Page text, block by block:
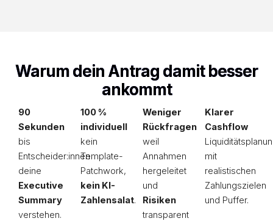
Warum dein Antrag damit besser
ankommt
90
Sekunden
bis
Entscheider:innen
deine
Executive
Summary
verstehen.
100 %
individuell
kein
Template-
Patchwork,
kein KI-
Zahlensalat.
Weniger
Rückfragen
weil
Annahmen
hergeleitet
und
Risiken
transparent
Klarer
Cashflow
mit
realistischen
Zahlungszielen
und Puffer.